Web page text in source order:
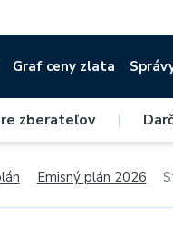
Graf ceny zlata
zberateľov |
Emisný plán 2026